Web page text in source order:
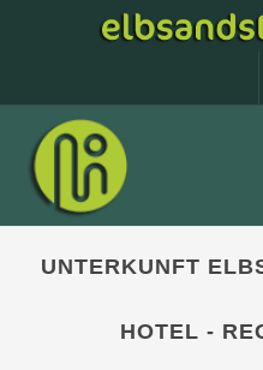
UNTERKUNFT
HOTEL -